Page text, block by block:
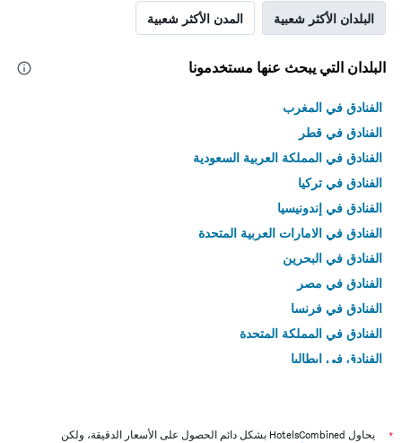
البلدان الأكثر شعبية المدن الأكثر شعبية
البلدان التي يبحث عنها مستخدمونا
الفنادق في المغرب
الفنادق في قطر
الفنادق في المملكة العربية السعودية
الفنادق في تركيا
الفنادق في إندونيسيا
الفنادق في الامارات العربية المتحدة
الفنادق في البحرين
الفنادق في مصر
الفنادق في فرنسا
الفنادق في المملكة المتحدة
الفنادق في إيطاليا
*
يحاول HotelsCombined بشكل دائم الحصول على الأسعار الدقيقة، ولكن